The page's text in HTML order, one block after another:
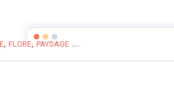
Basque Nature
flore, paysage ...